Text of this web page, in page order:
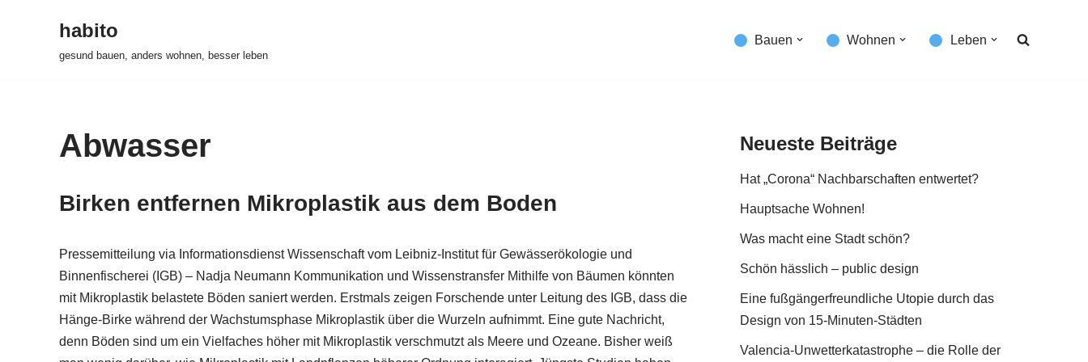
habito
gesund bauen, anders wohnen, besser leben
Bauen Wohnen Leben
Abwasser
Birken entfernen Mikroplastik aus dem Boden
Pressemitteilung via Informationsdienst Wissenschaft vom Leibniz-Institut für Gewässerökologie und
Binnenfischerei (IGB) – Nadja Neumann Kommunikation und Wissenstransfer Mithilfe von Bäumen könnten
mit Mikroplastik belastete Böden saniert werden. Erstmals zeigen Forschende unter Leitung des IGB, dass die
Hänge-Birke während der Wachstumsphase Mikroplastik über die Wurzeln aufnimmt. Eine gute Nachricht,
denn Böden sind um ein Vielfaches höher mit Mikroplastik verschmutzt als Meere und Ozeane. Bisher weiß
Neueste Beiträge
Hat „Corona“ Nachbarschaften entwertet?
Hauptsache Wohnen!
Was macht eine Stadt schön?
Schön hässlich – public design
Eine fußgängerfreundliche Utopie durch das
Design von 15-Minuten-Städten
Valencia-Unwetterkatastrophe – die Rolle der